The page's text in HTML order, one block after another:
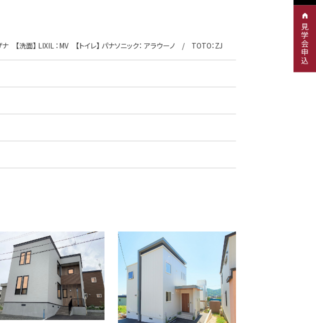
ナ 【洗面】 LIXIL ：MV 【トイレ】 パナソニック： アラウーノ / TOTO：ZJ 見学会申込